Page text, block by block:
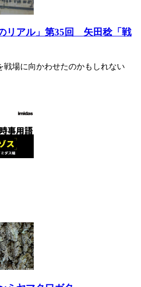
リアル」第35回 矢田稔「戦
戦場に向かわせたのかもしれない